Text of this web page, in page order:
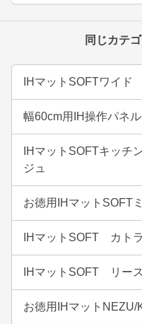
同じカテ
IHマットSOFTワイ
幅60cm用IH操作パネ
IHマットSOFTキッチ
ジュ
お徳用IHマットSOFT
IHマットSOFT カト
IHマットSOFT リー
お徳用IHマットNEZU/